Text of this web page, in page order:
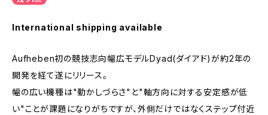
International shipping available
Aufheben初の競技志向幅広モデルDyad(ダイアド)が約2年の
開発を経て遂にリリース。
幅の広い機種は"動かしづらさ"と"軸方向に対する安定感が低
い"ことが課題になりがちですが、外側だけではなくステップ付近